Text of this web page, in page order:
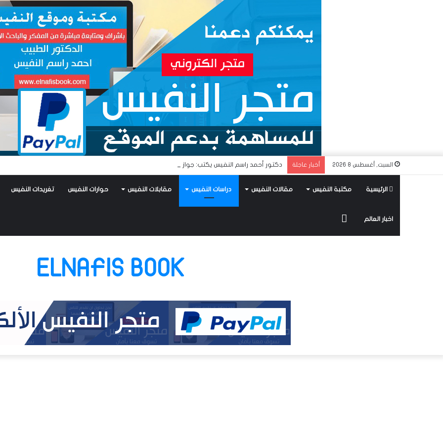
السبت, أغسطس 8 2026 أخبار عاجلة دكتور أحمد راسم النفيس يكتب: جواز عتريس من فؤادة باطل!! وجواز براقش من حُنين فاشل!!
الرئيسية مكتبة النفيس مقالات النفيس دراسات النفيس مقابلات النفيس حوارات النفيس تغريدات النفيس
اخبار العالم
ELNAFIS BOOK